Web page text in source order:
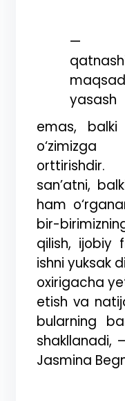
yasash
emas,
o‘zimizga
san’atni,
ham
bir-
qilish, ijobiy
ishni yuksak
oxirigacha
etish va
bularning
shakllanadi,
Jasmina